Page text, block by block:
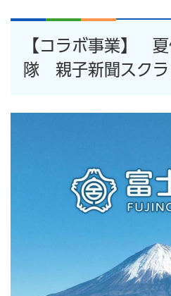
【コラボ事業】
隊 親子新聞スクラ